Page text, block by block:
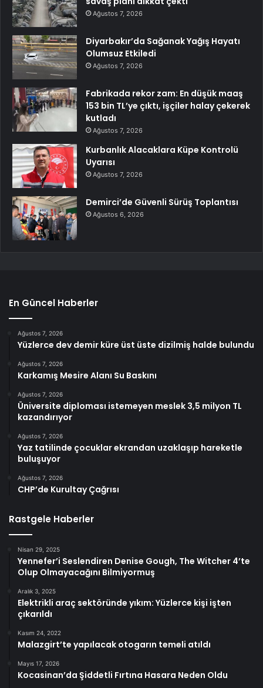
Ağustos 7, 2026
Diyarbakır’da Sağanak Yağış Hayatı
Olumsuz Etkiledi
Ağustos 7, 2026
Fabrikada rekor zam: En düşük maaş
153 bin TL’ye çıktı, işçiler halay çekerek
kutladı
Ağustos 7, 2026
Kurbanlık Alacaklara Küpe Kontrolü
Uyarısı
Ağustos 7, 2026
Demirci’de Güvenli Sürüş Toplantısı
Ağustos 6, 2026
En Güncel Haberler
Ağustos 7, 2026
Yüzlerce dev demir küre üst üste dizilmiş halde bulundu
Ağustos 7, 2026
Karkamış Mesire Alanı Su Baskını
Ağustos 7, 2026
Üniversite diploması istemeyen meslek 3,5 milyon TL
kazandırıyor
Ağustos 7, 2026
Yaz tatilinde çocuklar ekrandan uzaklaşıp hareketle
buluşuyor
Ağustos 7, 2026
CHP’de Kurultay Çağrısı
Rastgele Haberler
Nisan 29, 2025
Yennefer’i Seslendiren Denise Gough, The Witcher 4’te
Olup Olmayacağını Bilmiyormuş
Aralık 3, 2025
Elektrikli araç sektöründe yıkım: Yüzlerce kişi işten
çıkarıldı
Kasım 24, 2022
Malazgirt’te yapılacak otogarın temeli atıldı
Mayıs 17, 2026
Kocasinan’da Şiddetli Fırtına Hasara Neden Oldu